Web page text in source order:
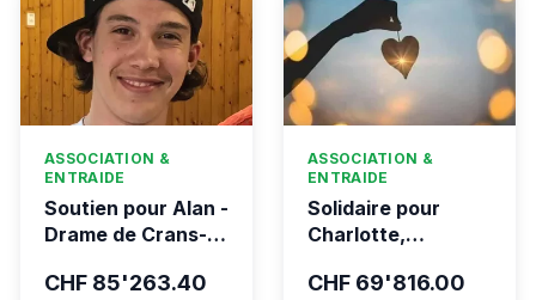
ASSOCIATION &
ENTRAIDE
Soutien pour Alan -
Drame de Crans-
CHF 85'263.40
ASSOCIATION &
ENTRAIDE
Solidaire pour
Charlotte,
dans l’incendie
CHF 69'816.00